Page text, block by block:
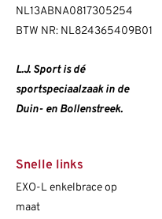
NL13ABNA0817305254
BTW NR: NL824365409B01
L.J. Sport is dé
sportspeciaalzaak in de
Duin- en Bollenstreek.
Snelle links
EXO-L enkelbrace op
maat